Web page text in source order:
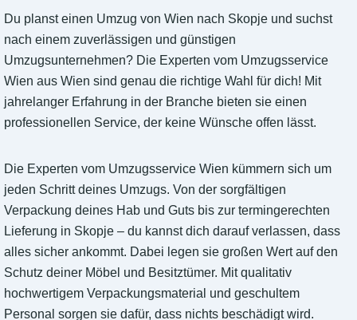
Du planst einen Umzug von Wien nach Skopje und suchst
nach einem zuverlässigen und günstigen
Umzugsunternehmen? Die Experten vom Umzugsservice
Wien aus Wien sind genau die richtige Wahl für dich! Mit
jahrelanger Erfahrung in der Branche bieten sie einen
professionellen Service, der keine Wünsche offen lässt.
Die Experten vom Umzugsservice Wien kümmern sich um
jeden Schritt deines Umzugs. Von der sorgfältigen
Verpackung deines Hab und Guts bis zur termingerechten
Lieferung in Skopje – du kannst dich darauf verlassen, dass
alles sicher ankommt. Dabei legen sie großen Wert auf den
Schutz deiner Möbel und Besitztümer. Mit qualitativ
hochwertigem Verpackungsmaterial und geschultem
Personal sorgen sie dafür, dass nichts beschädigt wird.